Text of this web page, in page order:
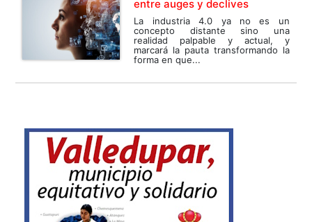
entre auges y declives
La industria 4.0 ya no es un
concepto distante sino una
realidad palpable y actual, y
marcará la pauta transformando la
forma en que...